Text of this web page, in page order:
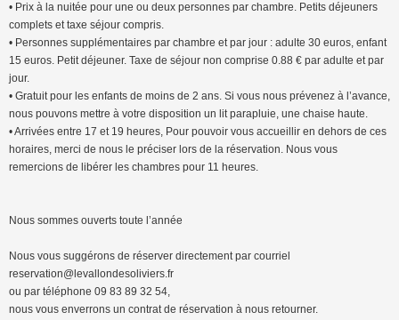
• Prix à la nuitée pour une ou deux personnes par chambre. Petits déjeuners
complets et taxe séjour compris.
• Personnes supplémentaires par chambre et par jour : adulte 30 euros, enfant
15 euros. Petit déjeuner. Taxe de séjour non comprise 0.88 € par adulte et par
jour.
• Gratuit pour les enfants de moins de 2 ans. Si vous nous prévenez à l’avance,
nous pouvons mettre à votre disposition un lit parapluie, une chaise haute.
• Arrivées entre 17 et 19 heures, Pour pouvoir vous accueillir en dehors de ces
horaires, merci de nous le préciser lors de la réservation. Nous vous
remercions de libérer les chambres pour 11 heures.
Nous sommes ouverts toute l’année
Nous vous suggérons de réserver directement par courriel
reservation@levallondesoliviers.fr
ou par téléphone 09 83 89 32 54,
nous vous enverrons un contrat de réservation à nous retourner.